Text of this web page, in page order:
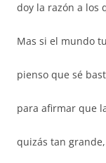
doy la razón a los
Mas si el mundo
pienso que sé
para afirmar que
quizás tan grande,